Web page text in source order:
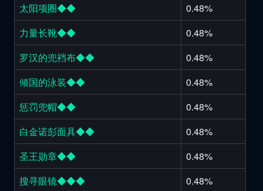
太阳项圈◆◆
0.48%
力量长靴◆◆
0.48%
罗汉的兜裆布◆◆
0.48%
倾国的泳装◆◆
0.48%
惩罚兜帽◆◆
0.48%
白金诺彭面具◆◆
0.48%
圣王勋章◆◆
0.48%
搜寻眼镜◆◆◆
0.48%